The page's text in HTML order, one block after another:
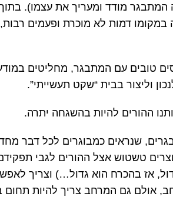
מודד ומעריך את עצמו). בתוך
במקומו דמות לא מוכרת ופעמים
טובים עם המתבגר, מחליטים
וליצור בבית “שקט תעשייתי”.
ההורים להיות בהשגחה יתרה.
שנראים כמבוגרים לכל דבר
טשטוש אצל ההורים לגבי
אז בהכרח הוא גדול…) וצריך
אולם גם המרחב צריך להיות תחום